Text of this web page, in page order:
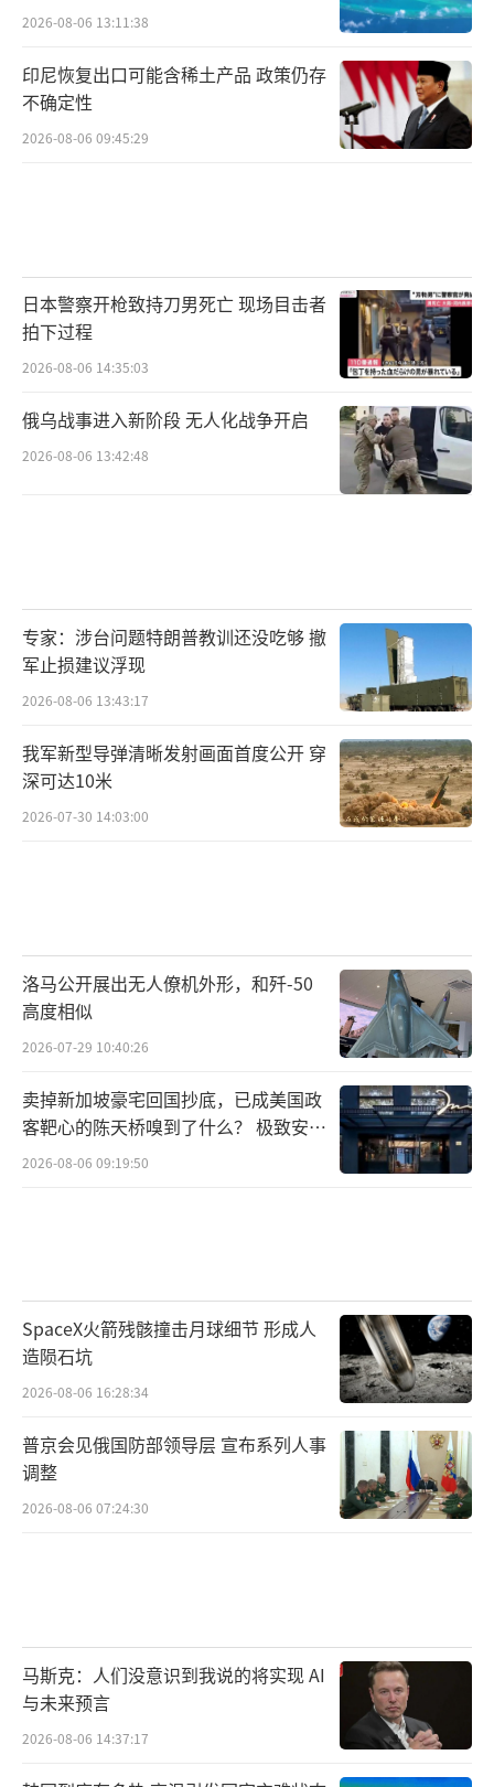
2026-08-06 13:11:38
印尼恢复出口可能含稀土产品 政策仍存
不确定性
2026-08-06 09:45:29
日本警察开枪致持刀男死亡 现场目击者
拍下过程
2026-08-06 14:35:03
俄乌战事进入新阶段 无人化战争开启
2026-08-06 13:42:48
专家：涉台问题特朗普教训还没吃够 撤
军止损建议浮现
2026-08-06 13:43:17
我军新型导弹清晰发射画面首度公开 穿
深可达10米
2026-07-30 14:03:00
洛马公开展出无人僚机外形，和歼-50
高度相似
2026-07-29 10:40:26
卖掉新加坡豪宅回国抄底，已成美国政
客靶心的陈天桥嗅到了什么？ 极致安全
的追寻
2026-08-06 09:19:50
SpaceX火箭残骸撞击月球细节 形成人
造陨石坑
2026-08-06 16:28:34
普京会见俄国防部领导层 宣布系列人事
调整
2026-08-06 07:24:30
马斯克：人们没意识到我说的将实现 AI
与未来预言
2026-08-06 14:37:17